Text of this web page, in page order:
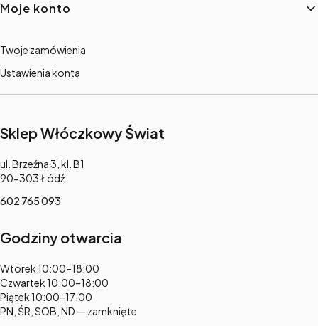
Moje konto
Twoje zamówienia
Ustawienia konta
Sklep Włóczkowy Świat
Adres:
ul. Brzeźna 3, kl. B1
90-303 Łódź
602 765 093
Godziny otwarcia
Adres:
Wtorek 10:00–18:00
Czwartek 10:00–18:00
Piątek 10:00–17:00
PN, ŚR, SOB, ND — zamknięte